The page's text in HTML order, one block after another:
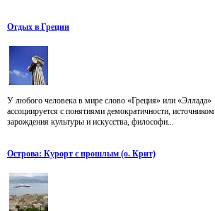
Отдых в Греции
У любого человека в мире слово «Греция» или «Эллада»
ассоциируется с понятиями демократичности, источником
зарождения культуры и искусства, философи...
Острова: Курорт с прошлым (о. Крит)